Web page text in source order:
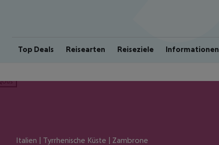
Top Deals Reisearten Reiseziele Informationen
Italien | Tyrrhenische Küste | Zambrone